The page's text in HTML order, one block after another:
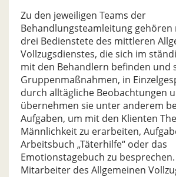
Zu den jeweiligen Teams der
Behandlungsteamleitung gehören
drei Bedienstete des mittleren
Vollzugsdienstes, die sich im
mit den Behandlern befinden und
Gruppenmaßnahmen, in
durch alltägliche Beobachtungen
übernehmen sie unter anderem
Aufgaben, um mit den Klienten
Männlichkeit zu erarbeiten,
Arbeitsbuch „Täterhilfe“ oder das
Emotionstagebuch zu
Mitarbeiter des Allgemeinen